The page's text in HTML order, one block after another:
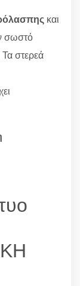
και
σωστό
Τα στερεά